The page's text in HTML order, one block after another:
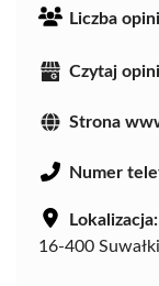
Liczba
Czytaj
Strona
Numer
Lokalizacja:
16-400 Suwałki